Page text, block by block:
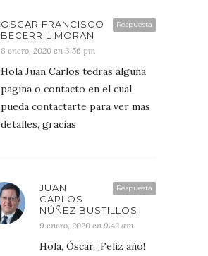
Respuesta
OSCAR FRANCISCO
BECERRIL MORAN
8 enero, 2020 en 3:56 pm
Hola Juan Carlos tedras alguna
pagina o contacto en el cual
pueda contactarte para ver mas
detalles, gracias
Respuesta
JUAN
CARLOS
NÚÑEZ BUSTILLOS
9 enero, 2020 en 9:42 am
Hola, Óscar. ¡Feliz año!